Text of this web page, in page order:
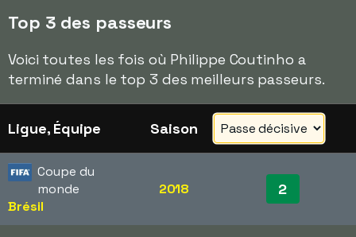
Top 3 des passeurs
Voici toutes les fois où Philippe Coutinho a
terminé dans le top 3 des meilleurs passeurs.
Ligue, Équipe Saison
Coupe du
monde
Brésil
2018 2